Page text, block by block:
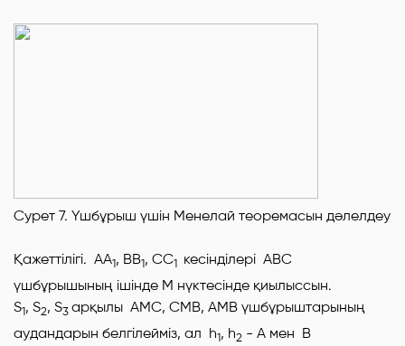
Сурет 7. Үшбұрыш үшін Менелай теоремасын дәлелдеу
Қажеттілігі. АА1, ВВ1, СС1 кесінділері АВС
үшбұрышының ішінде М нүктесінде қиылыссын.
S1, S2, S3 арқылы АМС, СМВ, АМВ үшбұрыштарының
аудандарын белгілейміз, ал h1, h2 - А мен В